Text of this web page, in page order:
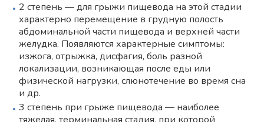
2 степень — для грыжи пищевода на этой стадии
характерно перемещение в грудную полость
абдоминальной части пищевода и верхней части
желудка. Появляются характерные симптомы:
изжога, отрыжка, дисфагия, боль разной
локализации, возникающая после еды или
физической нагрузки, слюнотечение во время сна
и др.
3 степень при грыже пищевода — наиболее